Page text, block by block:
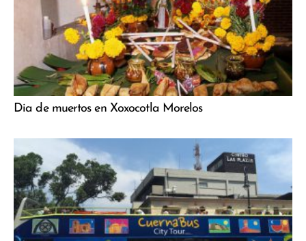
Dia de muertos en Xoxocotla Morelos